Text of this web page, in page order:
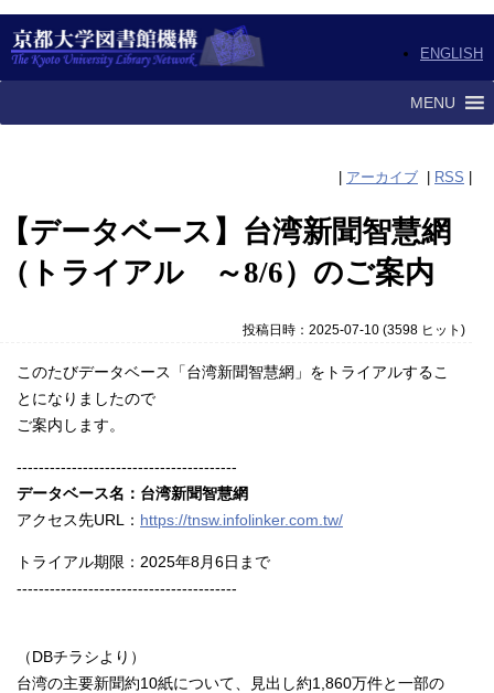
ENGLISH
MENU
アーカイブ RSS
【データベース】台湾新聞智慧網
（トライアル ～8/6）のご案内
投稿日時：2025-07-10(3598 ヒット )
このたびデータベース「台湾新聞智慧網」をトライアルするこ
とになりましたので
ご案内します。
----------------------------------------
データベース名：台湾新聞智慧網
アクセス先URL： https://tnsw.infolinker.com.tw/
トライアル期限：2025年8月6日まで
----------------------------------------
（DBチラシより）
台湾の主要新聞約10紙について、見出し約1,860万件と一部の